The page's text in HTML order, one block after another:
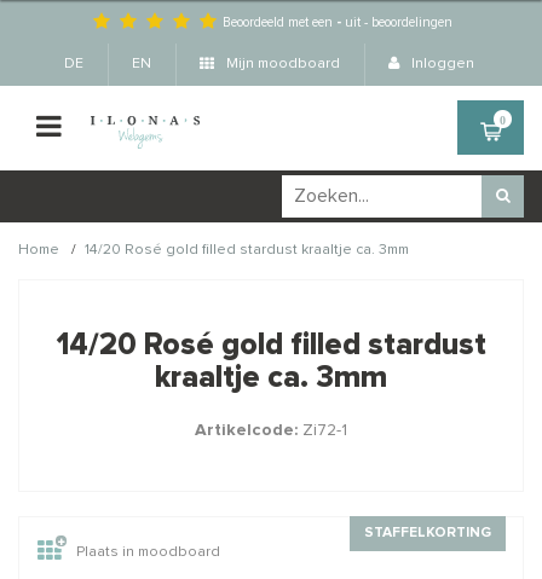
Beoordeeld met een - uit -beoordelingen
DE EN Mijn moodboard Inloggen
0
Home / 14/20 Rosé gold filled stardust kraaltje ca. 3mm
producten ook interessant
voor je?
14/20 Rosé gold filled stardust
kraaltje ca. 3mm
Artikelcode: Zi72-1
STAFFELKORTING
Plaats in moodboard